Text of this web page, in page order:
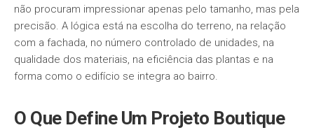
não procuram impressionar apenas pelo tamanho, mas pela
precisão. A lógica está na escolha do terreno, na relação
com a fachada, no número controlado de unidades, na
qualidade dos materiais, na eficiência das plantas e na
forma como o edifício se integra ao bairro.
O Que Define Um Projeto Boutique